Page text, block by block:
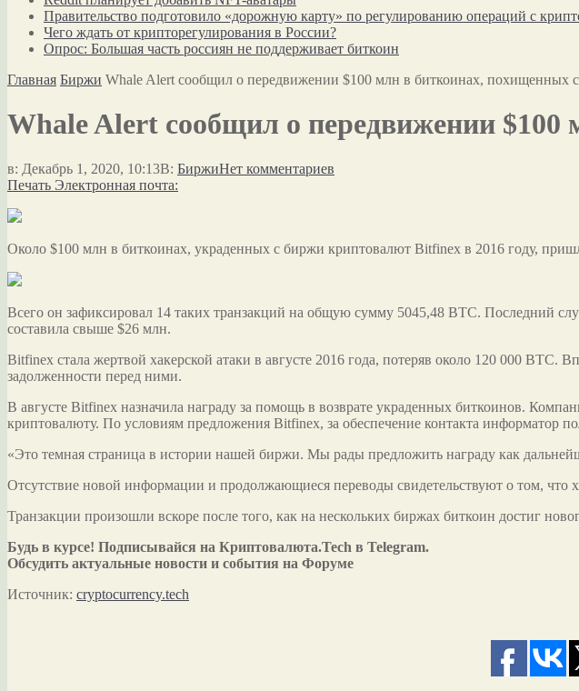
Правительство подготовило «дорожную карту» по регулированию операций с
Чего ждать от крипторегулирования в России?
Опрос: Большая часть россиян не поддерживает биткоин
Главная Биржи Whale Alert сообщил о передвижении $100 млн в биткоинах, похищенных
Whale Alert сообщил о передвижении
в: Декабрь 1, 2020, 10:13В: БиржиНет комментариев
Печать Электронная почта:
Около $100 млн в биткоинах, украденных с биржи криптовалют Bitfinex в 2016 году,
Всего он зафиксировал 14 таких транзакций на общую сумму 5045,48 BTC. Последний
составила свыше $26 млн.
Bitfinex стала жертвой хакерской атаки в августе 2016 года, потеряв около 120 000
задолженности перед ними.
В августе Bitfinex назначила награду за помощь в возврате украденных биткоинов.
криптовалюту. По условиям предложения Bitfinex, за обеспечение контакта информатор
«Это темная страница в истории нашей биржи. Мы рады предложить награду как
Отсутствие новой информации и продолжающиеся переводы свидетельствуют о том, что
Транзакции произошли вскоре после того, как на нескольких биржах биткоин достиг
Будь в курсе! Подписывайся на Криптовалюта.Tech в Telegram.
Обсудить актуальные новости и события на Форуме
Источник: cryptocurrency.tech